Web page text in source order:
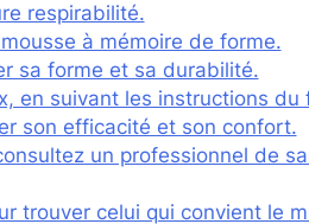
respirabilité.
à mémoire de forme.
sa forme et sa durabilité.
en suivant les instructions du
son efficacité et son confort.
un professionnel de
trouver celui qui convient le